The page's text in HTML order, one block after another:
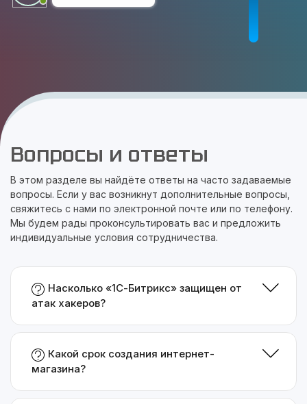
Вопросы и ответы
В этом разделе вы найдёте ответы на часто задаваемые
вопросы. Если у вас возникнут дополнительные вопросы,
свяжитесь с нами по электронной почте или по телефону.
Мы будем рады проконсультировать вас и предложить
индивидуальные условия сотрудничества.
Насколько «1С-Битрикс» защищен от
атак хакеров?
Какой срок создания интернет-
магазина?